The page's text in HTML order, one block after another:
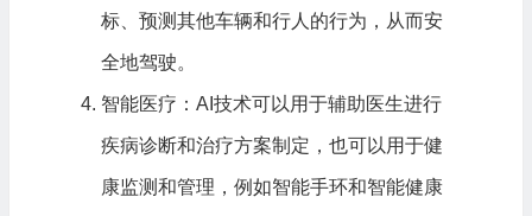
标、预测其他车辆和行人的行为，从而安
全地驾驶。
智能医疗：AI技术可以用于辅助医生进行
疾病诊断和治疗方案制定，也可以用于健
康监测和管理，例如智能手环和智能健康